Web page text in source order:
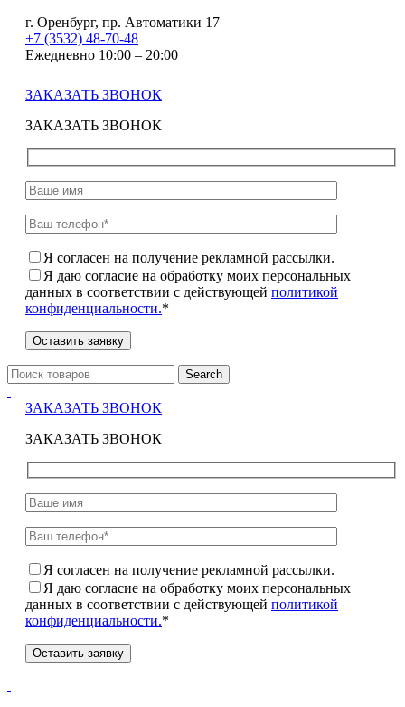
г. Оренбург, пр. Автоматики 17
+7 (3532) 48-70-48
Ежедневно 10:00 – 20:00
ЗАКАЗАТЬ ЗВОНОК
ЗАКАЗАТЬ ЗВОНОК
Я согласен на получение рекламной рассылки.
Я даю согласие на обработку моих персональных
данных в соответствии с действующей политикой
конфиденциальности.*
Search
ЗАКАЗАТЬ ЗВОНОК
ЗАКАЗАТЬ ЗВОНОК
Я согласен на получение рекламной рассылки.
Я даю согласие на обработку моих персональных
данных в соответствии с действующей политикой
конфиденциальности.*